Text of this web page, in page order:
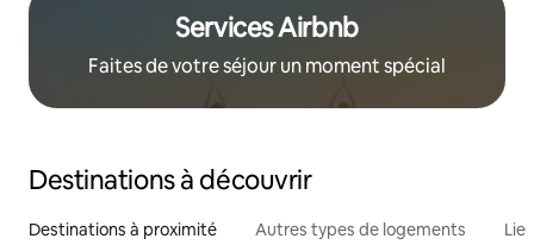
Services Airbnb
Faites de votre séjour un moment spécial
Destinations à découvrir
Destinations à proximité Autres types de logements